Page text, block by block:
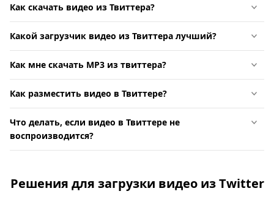
Как скачать видео из Твиттера?
Какой загрузчик видео из Твиттера лучший?
Как мне скачать MP3 из твиттера?
Как разместить видео в Твиттере?
Что делать, если видео в Твиттере не
воспроизводится?
Решения для загрузки видео из Twitter